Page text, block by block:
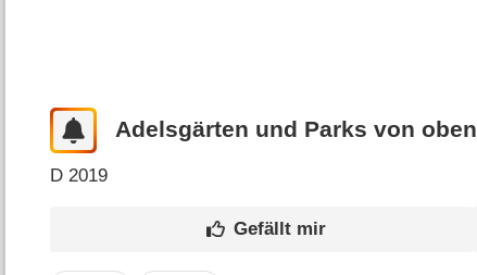
Adelsgärten und Parks von oben
D 2019